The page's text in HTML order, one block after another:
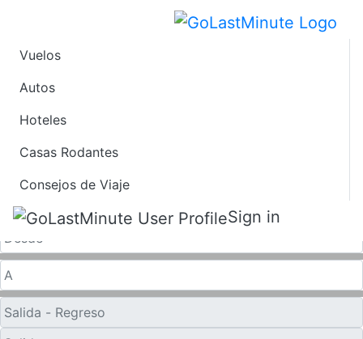
Vuelos
Autos
Hoteles
Casas Rodantes
Consejos de Viaje
Sign in
Vuelos de Último
Manchester
Solo ida